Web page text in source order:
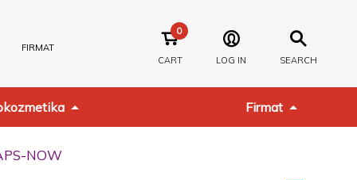
FIRMAT
CART
0
LOG IN SEARCH
Firmat
NOW